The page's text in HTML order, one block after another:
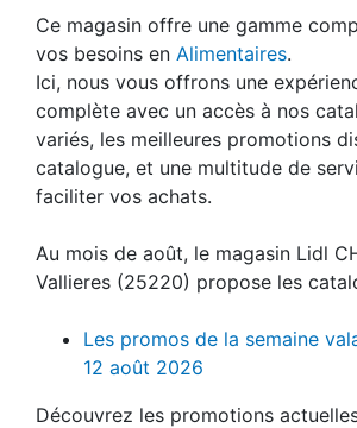
Ce magasin offre une gamme
vos besoins en Alimentaires.
Ici, nous vous offrons une
complète avec un accès à nos
variés, les meilleures promotions
catalogue, et une multitude de
faciliter vos achats.
Au mois de août, le magasin Lidl
Vallieres (25220) propose les
Les promos de la semaine
12 août 2026
Découvrez les promotions